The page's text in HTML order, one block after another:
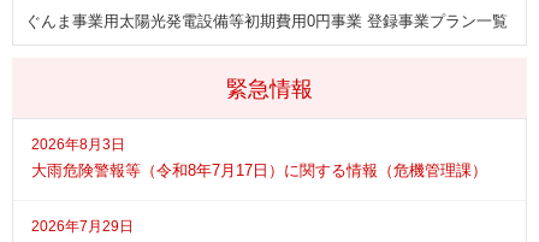
緊急情報
2026年8月3日
大雨危険警報等（令和8年7月17日）に関する情報（危機管理課）
2026年7月29日
ぐんま事業用太陽光発電設備等初期費用0円事業 登録事業プラン一覧